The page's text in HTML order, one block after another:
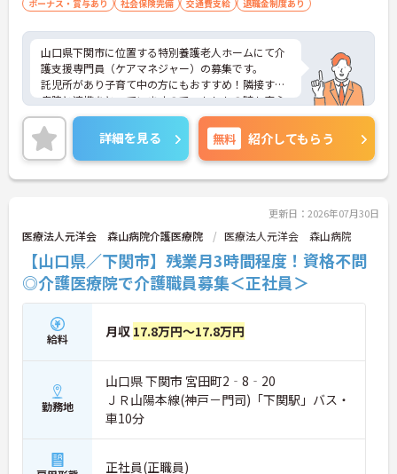
ボーナス・賞与あり
社会保険完備 交通費支給 退職金制度あり
山口県下関市に位置する特別養護老人ホームにて介
護支援専門員（ケアマネジャー）の募集です。
託児所があり子育て中の方にもおすすめ！隣接する
病院と連携をとっていますので、もしもの時も安心
です◎
ご興味ある方には、面接対策ポイントなど、さらに
詳細をお話しいたしますのでお気軽にご相談くださ
い！
詳細を見る 無料 紹介してもらう
更新日：2026年07月30日
医療法人元洋会 森山病院介護医療院 医療法人元洋会 森山病院
【山口県／下関市】残業月3時間程度！資格不問
◎介護医療院で介護職員募集＜正社員＞
給料 月収 17.8万円～17.8万円
勤務地
山口県 下関市 宮田町2‐8‐20
ＪＲ山陽本線(神戸－門司)「下関駅」バス・
車10分
正社員(正職員)